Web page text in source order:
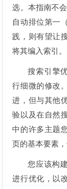
选。本指南不
自动排位第一
践，则有望让
将其编入索引。
搜索引擎
行细微的修改
进，但与其他
验以及在自然
中的许多主题
页的基本要素
您应该构
进行优化，以